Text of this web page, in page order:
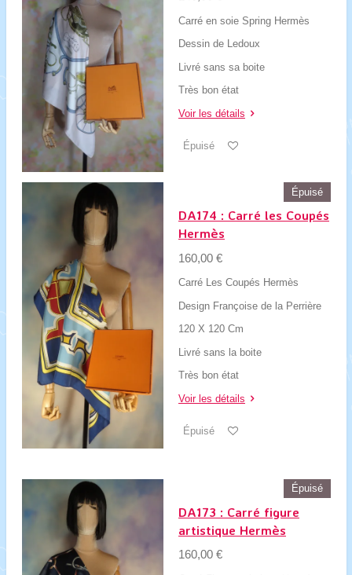
Carré en soie Spring Hermès
Dessin de Ledoux
Livré sans sa boite
Très bon état
Voir les détails
Épuisé
Épuisé
DA174 : Carré les Coupés
Hermès
160,00 €
Carré Les Coupés Hermès
Design Françoise de la Perrière
120 X 120 Cm
Livré sans la boite
Très bon état
Voir les détails
Épuisé
Épuisé
DA173 : Carré figure
artistique Hermès
160,00 €